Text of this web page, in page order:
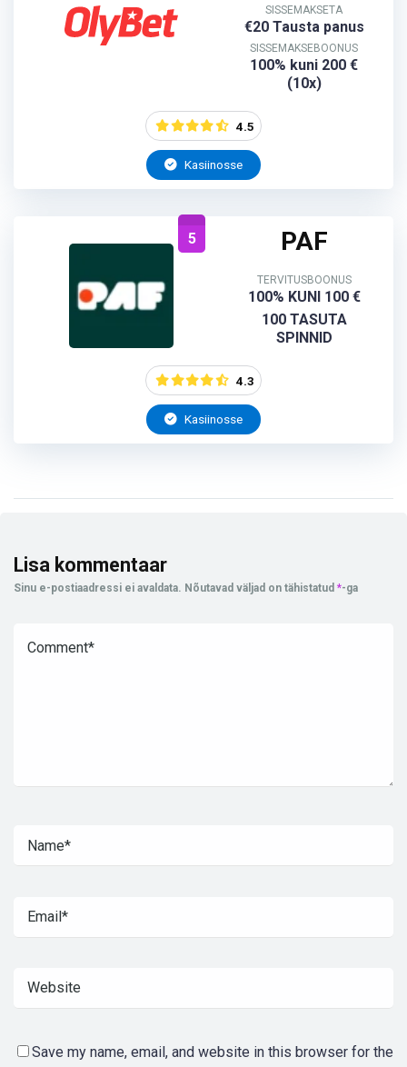
SISSEMAKSETA
€20 Tausta panus
SISSEMAKSEBOONUS
100% kuni 200 €
(10x)
4.5
Kasiinosse
5 PAF
TERVITUSBOONUS
100% KUNI 100 €
100 TASUTA
SPINNID
4.3
Kasiinosse
Lisa kommentaar
Sinu e-postiaadressi ei avaldata. Nõutavad väljad on tähistatud *-ga
Save my name, email, and website in this browser for the